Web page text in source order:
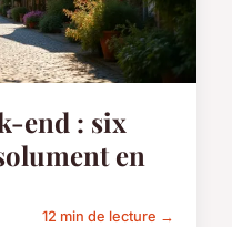
end : six
en
12 min de lecture →